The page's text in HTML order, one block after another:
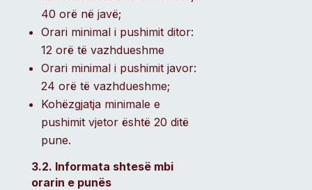
40 orë në javë;
Orari minimal i pushimit ditor:
12 orë të vazhdueshme
Orari minimal i pushimit javor:
24 orë të vazhdueshme;
Kohëzgjatja minimale e
pushimit vjetor është 20 ditë
pune.
3.2. Informata shtesë mbi
orarin e punës